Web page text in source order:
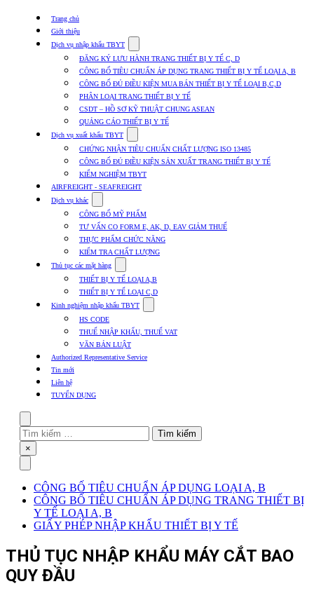
Trang chủ
Giới thiệu
Dịch vụ nhập khẩu TBYT
submenu
for
Dịch
vụ
nhập
khẩu
TBYT
ĐĂNG KÝ LƯU HÀNH TRANG THIẾT BỊ Y TẾ C, D
CÔNG BỐ TIÊU CHUẨN ÁP DỤNG TRANG THIẾT BỊ Y TẾ LOẠI A, B
CÔNG BỐ ĐỦ ĐIỀU KIỆN MUA BÁN THIẾT BỊ Y TẾ LOẠI B,C,D
PHÂN LOẠI TRANG THIẾT BỊ Y TẾ
CSDT – HỒ SƠ KỸ THUẬT CHUNG ASEAN
QUẢNG CÁO THIẾT BỊ Y TẾ
Dịch vụ xuất khẩu TBYT
submenu
for
Dịch
vụ
xuất
TBYT
CHỨNG NHẬN TIÊU CHUẨN CHẤT LƯỢNG ISO 13485
CÔNG BỐ ĐỦ ĐIỀU KIỆN SẢN XUẤT TRANG THIẾT BỊ Y TẾ
KIỂM NGHIỆM TBYT
AIRFREIGHT - SEAFREIGHT
Dịch vụ khác
submenu
for
Dịch
vụ
khác
CÔNG BỐ MỸ PHẨM
TƯ VẤN CO FORM E, AK, D, EAV GIẢM THUẾ
THỰC PHẨM CHỨC NĂNG
KIỂM TRA CHẤT LƯỢNG
Thủ tục các mặt hàng
submenu
for
Thủ
tục
mặt
hàng
THIẾT BỊ Y TẾ LOẠI A,B
THIẾT BỊ Y TẾ LOẠI C,D
Kinh nghiệm nhập khẩu TBYT
submenu
Kinh
HS CODE
THUẾ NHẬP KHẨU, THUẾ VAT
VĂN BẢN LUẬT
Authorized Representative Service
Tin mới
Liên hệ
TUYỂN DỤNG
Tìm
kiếm
cho:
Close
×
CÔNG BỐ TIÊU CHUẨN ÁP DỤNG LOẠI A, B
CÔNG BỐ TIÊU CHUẨN ÁP DỤNG TRANG THIẾT BỊ
Y TẾ LOẠI A, B
GIẤY PHÉP NHẬP KHẨU THIẾT BỊ Y TẾ
THỦ TỤC NHẬP KHẨU MÁY CẮT BAO
QUY ĐẦU